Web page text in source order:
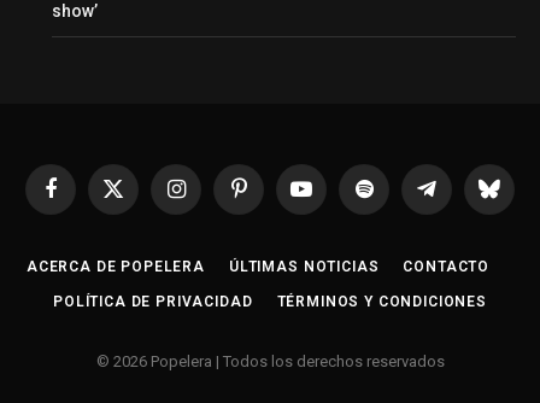
show’
Facebook
X
InstagramPinterestYouTubeSpotify Telegrama
ACERCA DE POPELERA ÚLTIMAS NOTICIAS CONTACTO
POLÍTICA DE PRIVACIDAD TÉRMINOS Y CONDICIONES
© 2026 Popelera | Todos los derechos reservados